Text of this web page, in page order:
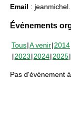
Email :
Événements
Tous A venir 2014
2023 2024 2025
Pas d'événement